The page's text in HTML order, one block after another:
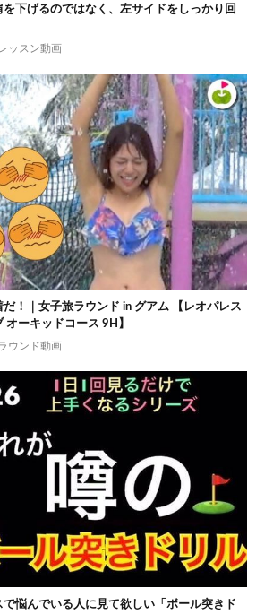
下げるのではなく、左サイドをしっかり回
ッスン動画
！｜女子旅ラウンド in グアム 【レオパレス
オーキッドコース 9H】
ウンド動画
悩んでいる人に見て欲しい「ボール突きド